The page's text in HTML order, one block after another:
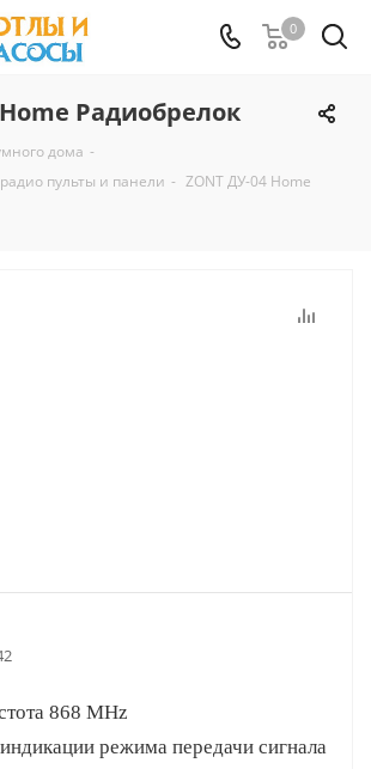
0
Радиобрелок
дома -
пульты и панели - ZONT ДУ-04 Home
868 МHz
режима передачи сигнала